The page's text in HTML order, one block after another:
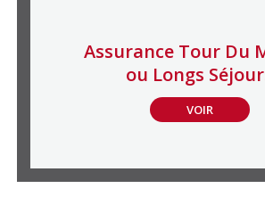
Assurance Tour Du
ou Longs
VOIR